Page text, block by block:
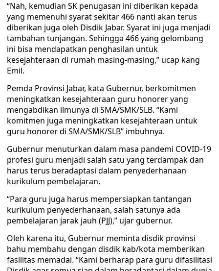
“Nah, kemudian SK penugasan ini diberikan kepada
yang memenuhi syarat sekitar 466 nanti akan terus
diberikan juga oleh Disdik Jabar. Syarat ini juga menjadi
tambahan tunjangan. Sehingga 466 yang gelombang
ini bisa mendapatkan penghasilan untuk
kesejahteraan di rumah masing-masing,” ucap kang
Emil.
Pemda Provinsi Jabar, kata Gubernur, berkomitmen
meningkatkan kesejahteraan guru honorer yang
mengabdikan ilmunya di SMA/SMK/SLB. “Kami
komitmen juga meningkatkan kesejahteraan untuk
guru honorer di SMA/SMK/SLB” imbuhnya.
Gubernur menuturkan dalam masa pandemi COVID-19
profesi guru menjadi salah satu yang terdampak dan
harus terus beradaptasi dalam penyederhanaan
kurikulum pembelajaran.
“Para guru juga harus mempersiapkan tantangan
kurikulum penyederhanaan, salah satunya ada
pembelajaran jarak jauh (PJJ),” ujar gubernur.
Oleh karena itu, Gubernur meminta disdik provinsi
bahu membahu dengan disdik kab/kota memberikan
fasilitas memadai. “Kami berharap para guru difasilitasi